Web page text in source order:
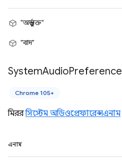
"অন্তর্ভুক্ত"
"বাদ"
SystemAudioPreference
Chrome 105+
মিররসিস্টেম অডিওপ্রেফারেন্সএনাম
এনাম